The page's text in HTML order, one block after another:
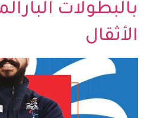
بالبطولات
الأثقال